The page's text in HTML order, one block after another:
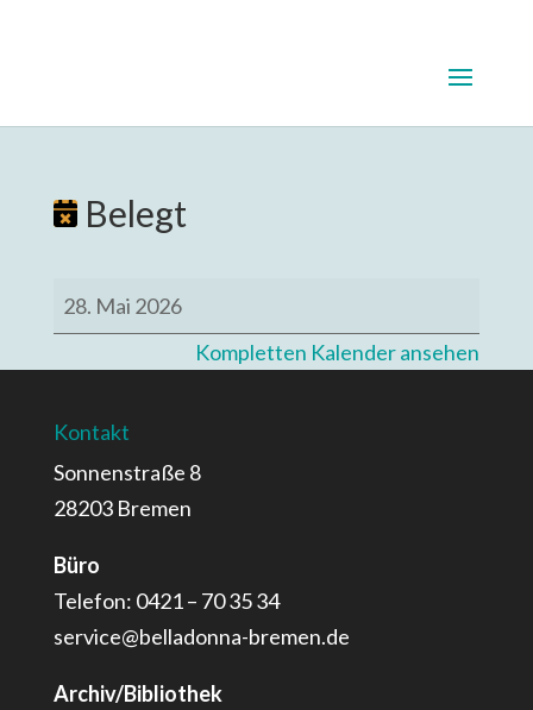
Belegt
Belegt
28. Mai 2026
Kompletten Kalender ansehen
Kontakt
Sonnenstraße 8
28203 Bremen
Büro
Telefon: 0421 – 70 35 34
service@belladonna-bremen.de
Archiv/Bibliothek